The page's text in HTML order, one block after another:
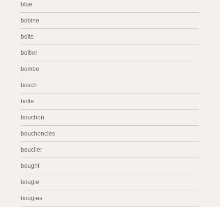
blue
bobine
boîte
boîtier
bombe
bosch
botte
bouchon
bouchonclés
bouclier
bought
bougie
bougies